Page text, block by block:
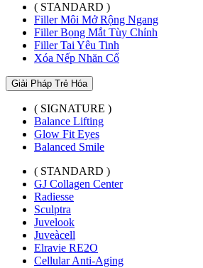
( STANDARD )
Filler Môi Mở Rộng Ngang
Filler Bọng Mắt Tùy Chỉnh
Filler Tai Yêu Tinh
Xóa Nếp Nhăn Cổ
Giải Pháp Trẻ Hóa
( SIGNATURE )
Balance Lifting
Glow Fit Eyes
Balanced Smile
( STANDARD )
GJ Collagen Center
Radiesse
Sculptra
Juvelook
Juveàcell
Elravie RE2O
Cellular Anti-Aging